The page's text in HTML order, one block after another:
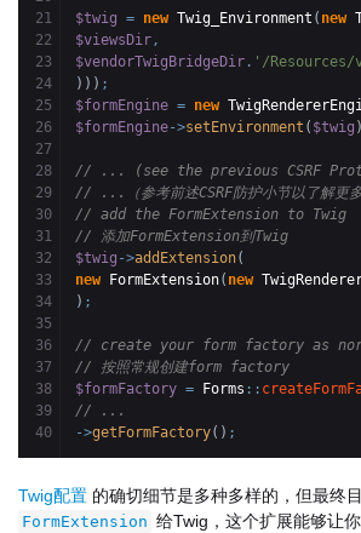
21
22
23
24
25
26
27
28
29
30
31
32
33
34
35
36
37
38
39
$twig = new Twig_Environment ( new
$viewsDir,
$vendorTwigBridgeDir . '/Resources/
) ) ) ;
$formEngine = new
$formEngine->setEnvironment ( $twig )
// ... (see the previous CSRF
// ...（参考前述CSRF防护小节以了解更多
// add the FormExtension to Twig
// 添加FormExtension到Twig
$twig ->addExtension(
new FormExtension( new
) ;
// create your form factory as
// 按照常规创建form factory
$formFactory = Forms ::
// ...
->getFormFactory( ) ;
Twig配置 的确切细节是多种多样的，但最终
FormExtension 给Twig，这个扩展能够让